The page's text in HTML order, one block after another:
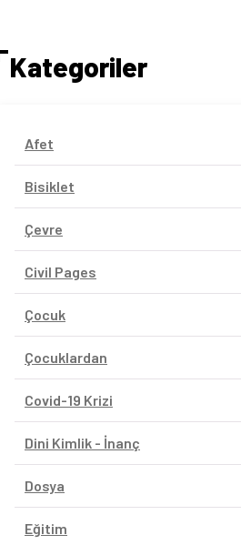
Kategoriler
Afet
Bisiklet
Çevre
Civil Pages
Çocuk
Çocuklardan
Covid-19 Krizi
Dini Kimlik - İnanç
Dosya
Eğitim